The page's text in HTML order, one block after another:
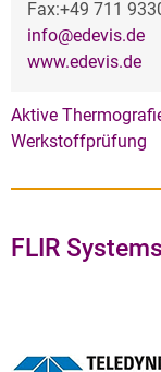
Fax:+49 711
info@edevis.de
www.edevis.de
Aktive
Werkstoffprüfung
FLIR